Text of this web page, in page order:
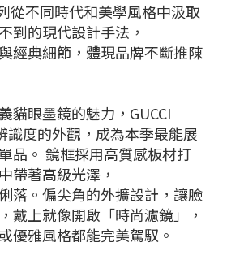
從不同時代和美學風格中汲取
到的現代設計手法，
經典細節，體現品牌不斷推陳
貓眼墨鏡的魅力，GUCCI
識度的外觀，成為本季最能展
品。 鏡框採用高質感板材打
帶著高級光澤，
落。偏尖角的外擴設計，讓臉
戴上就像開啟「時尚濾鏡」，
優雅風格都能完美駕馭。